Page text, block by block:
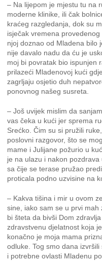
– Na lijepom je mjestu tu na
moderne klinike, ili čak
kraćeg razgledanja, dok su
isječak vremena
njoj doznao od Mladena bilo
nije davalo nadu da ću je
moj bi povratak bio ispunjen
prilazeći Mladenovoj kući
zagrljaju osjetio duh
ponovnog našeg susreta.
– Još uvijek mislim da
vas čeka u kući jer sprema
Srećko. Čim su si pružili
poslovni razgovor, što se
mame i Julijane požurio u
je na ulazu i nakon
sa čije se terase pružao
proticala podno uzvisine na
– Kakva tišina i mir u ovom
sine, iako sam se u prvi mah
bi šteta da bivši Dom
zdravstvenu djelatnost koja
konačno je moja mama
odluke. Tog smo dana
i potrebne ovlasti Mladenu